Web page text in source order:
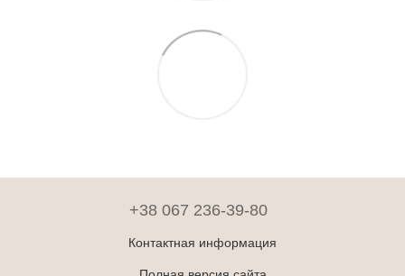
+38 067 236-39-80
Контактная информация